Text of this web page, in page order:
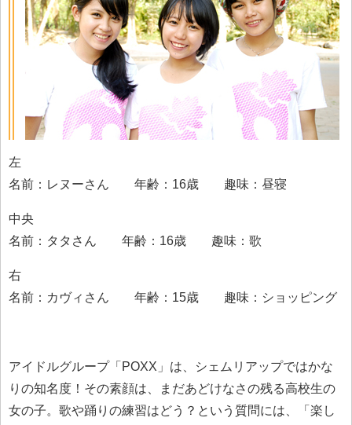
左
名前：レヌーさん 年齢：16歳 趣味：昼寝
中央
名前：タタさん 年齢：16歳 趣味：歌
右
名前：カヴィさん 年齢：15歳 趣味：ショッピング
アイドルグループ「POXX」は、シェムリアップではかな
りの知名度！その素顔は、まだあどけなさの残る高校生の
女の子。歌や踊りの練習はどう？という質問には、「楽し